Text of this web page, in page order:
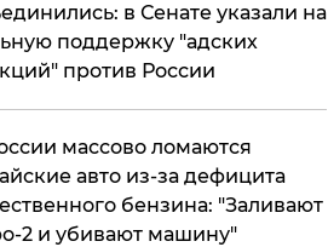
в Сенате указали на
поддержку "адских
против России
массово ломаются
авто из-за дефицита
бензина: "Заливают
2 и убивают машину"